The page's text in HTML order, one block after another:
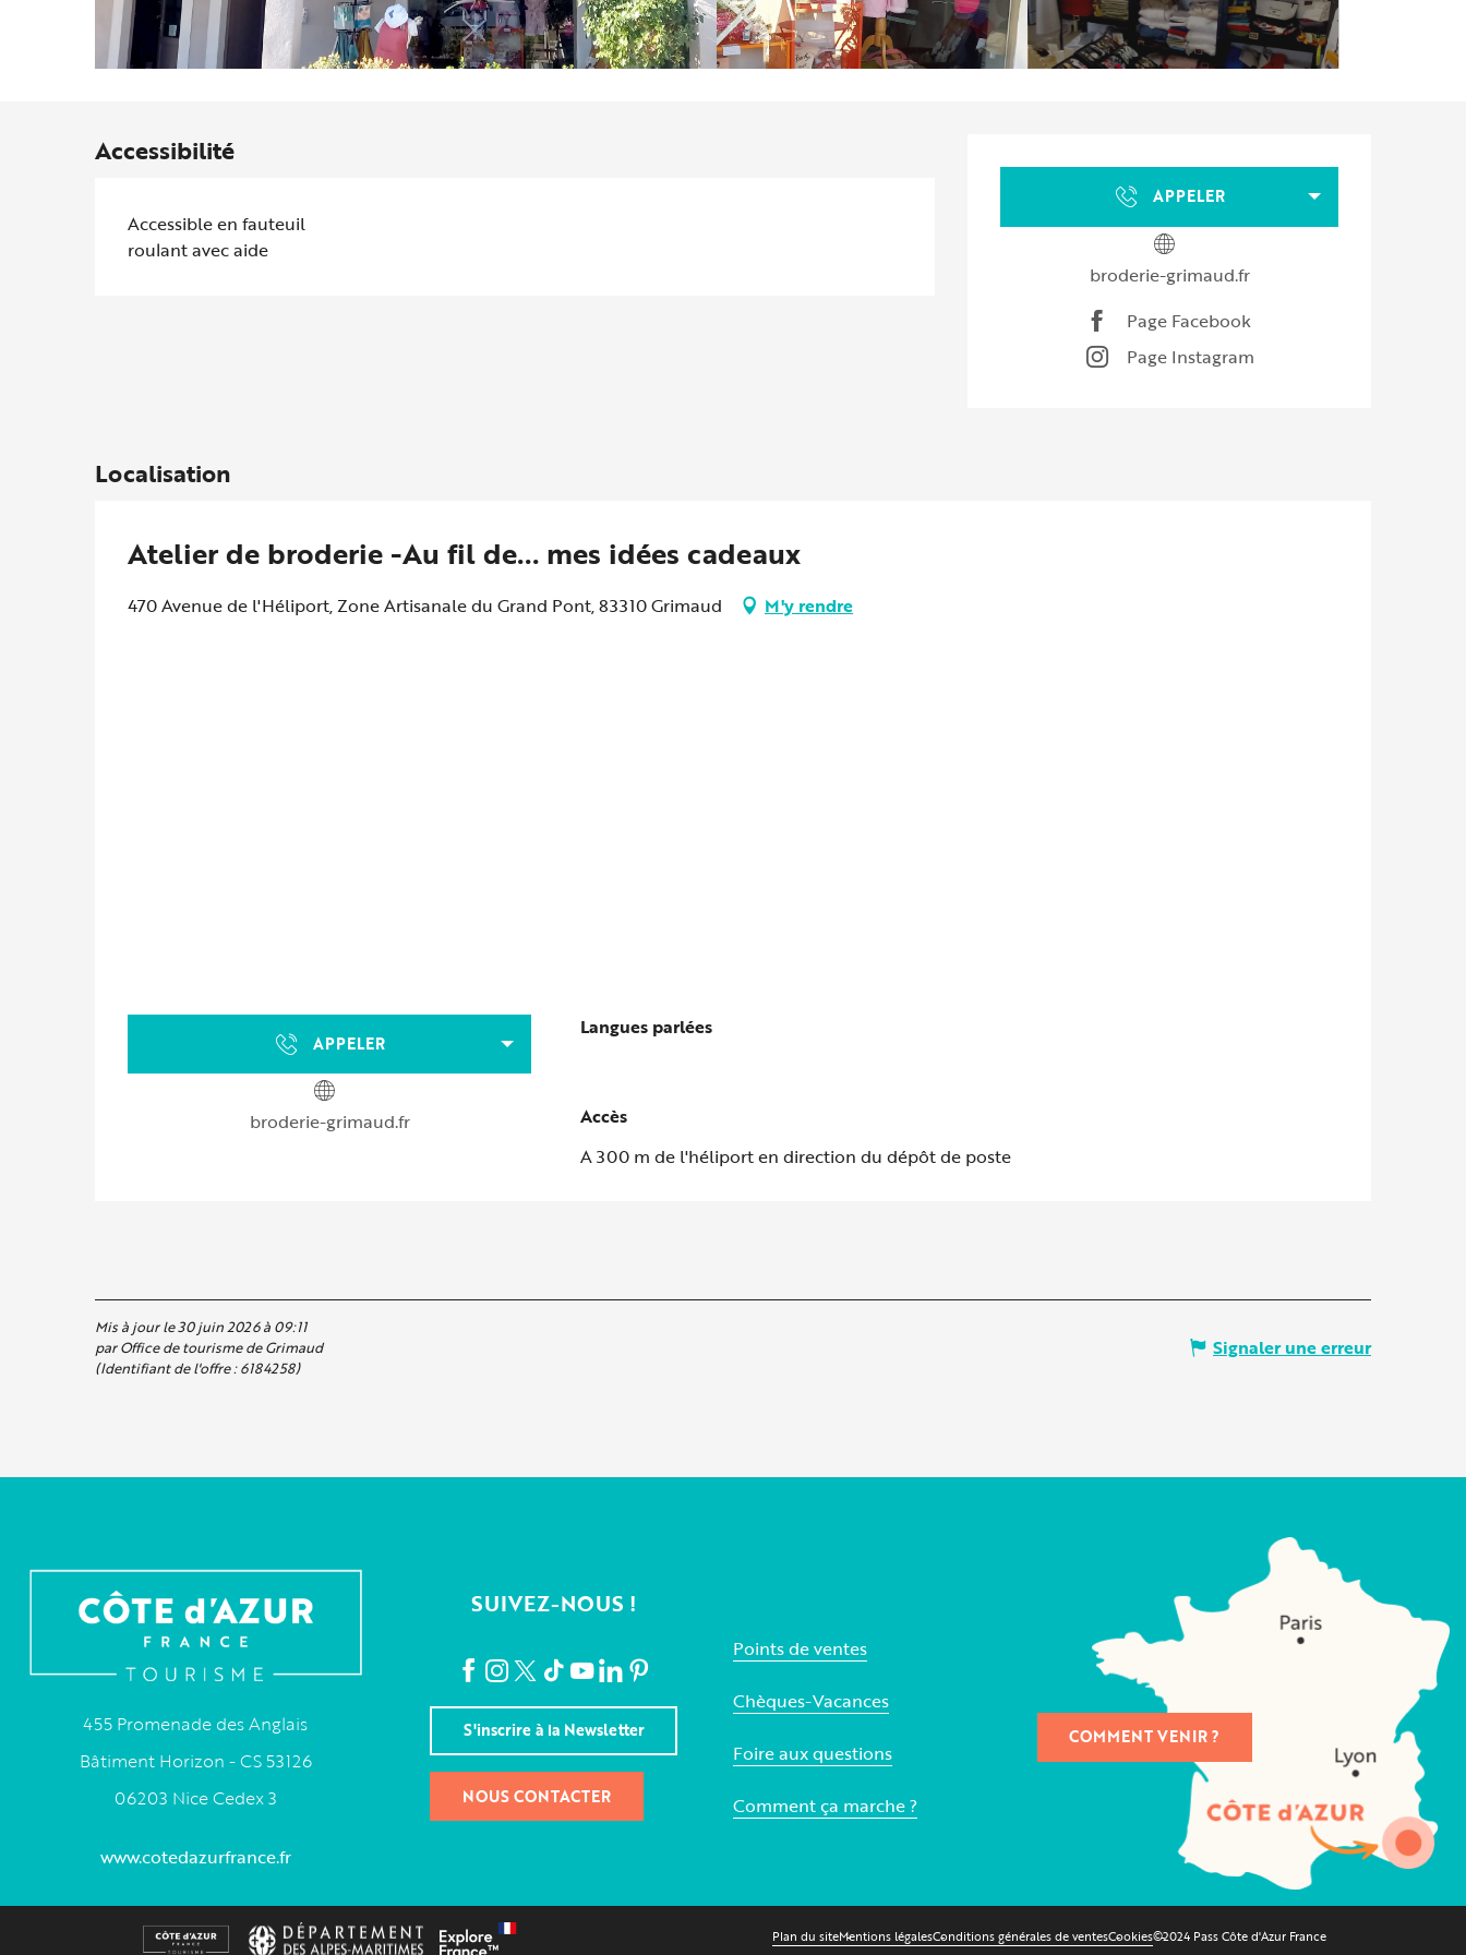
Ouverture et coordonnées
APPELER
broderie-grimaud.fr
Page Facebook
Page Instagram
Accessibilité
Accessible en fauteuil
roulant avec aide
Localisation
Atelier de broderie -Au fil de... mes idées cadeaux
470 Avenue de l'Héliport, Zone Artisanale du Grand Pont, 83310 Grimaud M'y rendre
APPELER
broderie-grimaud.fr
Langues parlées
Langues parlées
Accès
Accès
A 300 m de l'héliport en direction du dépôt de poste
Mis à jour le 30 juin 2026 à 09:11
par Office de tourisme de Grimaud
(Identifiant de l'offre :6184258)
Signaler une erreur
455 Promenade des Anglais
Bâtiment Horizon - CS 53126
06203 Nice Cedex 3
www.cotedazurfrance.fr
SUIVEZ-NOUS !
S'inscrire à la Newsletter
NOUS CONTACTER
Points de ventes
Chèques-Vacances
Foire aux questions
Comment ça marche ?
COMMENT VENIR ?
Plan du siteMentions légalesConditions générales de ventesCookies©2024 Pass Côte d'Azur France